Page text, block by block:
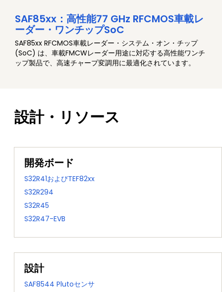
SAF85xx：高性能77 GHz RFCMOS車載レ
ーダー・ワンチップSoC
SAF85xx RFCMOS車載レーダー・システム・オン・チップ
(SoC) は、車載FMCWレーダー用途に対応する高性能ワンチ
ップ製品で、高速チャープ変調用に最適化されています。
設計・リソース
開発ボード
S32R41およびTEF82xx
S32R294
S32R45
S32R47-EVB
設計
SAF8544 Plutoセンサ